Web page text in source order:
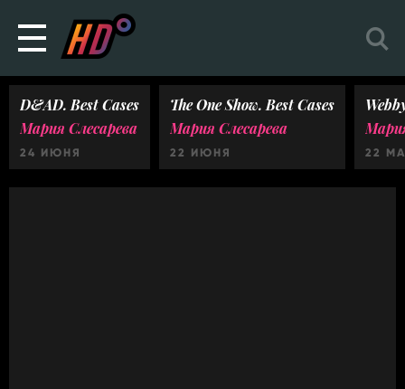
D&AD. Best Cases
Мария Слесарева
24 ИЮНЯ
The One Show. Best Cases
Мария Слесарева
22 ИЮНЯ 22